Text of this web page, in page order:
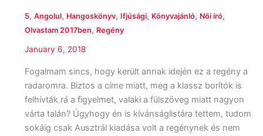
5, Angolul, Hangoskönyv, Ifjúsági, Könyvajánló, Női író,
Olvastam 2017ben, Regény
January 6, 2018
Fogalmam sincs, hogy került annak idején ez a regény a
radaromra. Biztos a címe miatt, meg a klassz borítók is
felhívták rá a figyelmet, valaki a fülszöveg miatt nagyon
várta talán? Úgyhogy én is kívánságlistára tettem, tudom
sokáig csak Ausztrál kiadása volt a regénynek és nem